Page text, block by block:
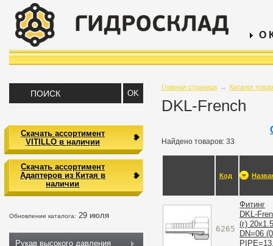
О
Главная страница → Каталог
DKL-French
Найдено товаров: 33
Код
6265
Фитинг
DKL-
(г) 20x1.5
DN=06
Скачать ассортимент
VITILLO в наличии
Скачать ассортимент
Адаптеров из Китая в
наличии
Обновление каталога: 29 июля
Рукав высокого давления